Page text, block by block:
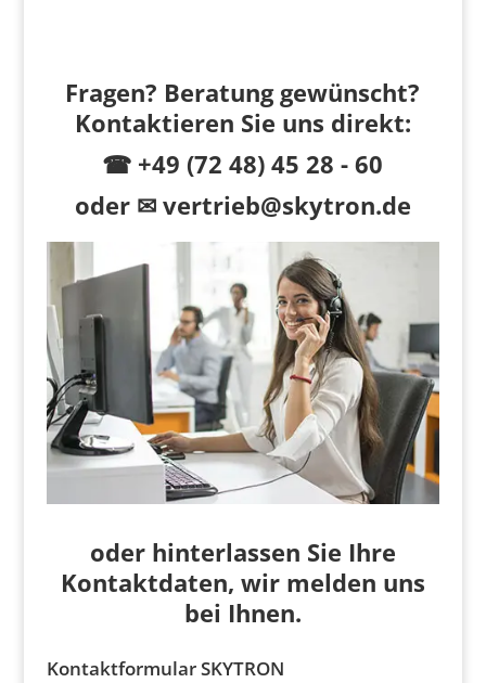
Fragen? Beratung gewünscht?
Kontaktieren Sie uns direkt:
☎ +49 (72 48) 45 28 - 60
oder ✉ vertrieb@skytron.de
oder hinterlassen Sie Ihre
Kontaktdaten, wir melden uns
bei Ihnen.
Kontaktformular SKYTRON